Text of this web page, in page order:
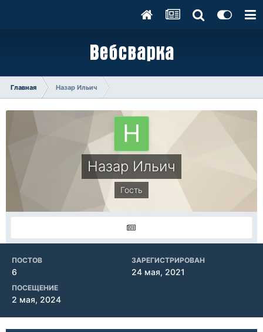
Главная Назар Ильич
Назар Ильич
Гость
ПОСТОВ
6
ЗАРЕГИСТРИРОВАН
24 мая, 2021
ПОСЕЩЕНИЕ
2 мая, 2024